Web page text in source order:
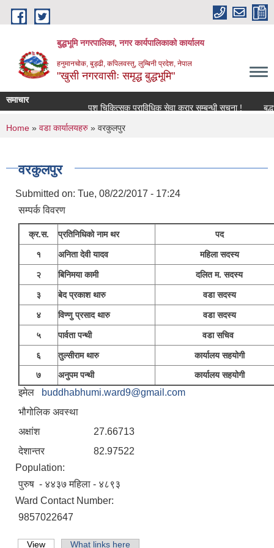
Skip to main content
बुद्धभूमि नगरपालिका, नगर कार्यपालिकाको कार्यालय
हनुमानचोक, बुड्ढी, कपिलवस्तु, लुम्बिनी प्रदेश, नेपाल
"खुसी नगरवासीः समृद्ध बुद्धभूमि"
समाचार
पशु चिकित्सक प्राविधिक सेवा करार सम्बन्धी सूचना !
You are here
Home » वडा कार्यालयहरु » वरकुलपुर
वरकुलपुर
Submitted on: Tue, 08/22/2017 - 17:24
सम्पर्क विवरण
क्र.स. प्रतिनिधिको नाम थर पद
१ अनिता देवी यादव महिला सदस्य
२ बिनिमया कामी दलित म. सदस्य
३ बेद प्रकाश थारु वडा सदस्य
४ विण्णु प्रसाद थारु वडा सदस्य
५ पार्वता पन्थी वडा सचिव
६ तुल्सीराम थारु
कार्यालय सहयोगी
७
अनुपम पन्थी कार्यालय सहयोगी
इमेल
buddhabhumi.ward9@gmail.com
भौगोलिक अवस्था
अक्षांश 27.66713
देशान्तर 82.97522
Population:
पुरुष - ४४३७ महिला - ४८९३
Ward Contact Number:
9857022647
View (active tab)What links here